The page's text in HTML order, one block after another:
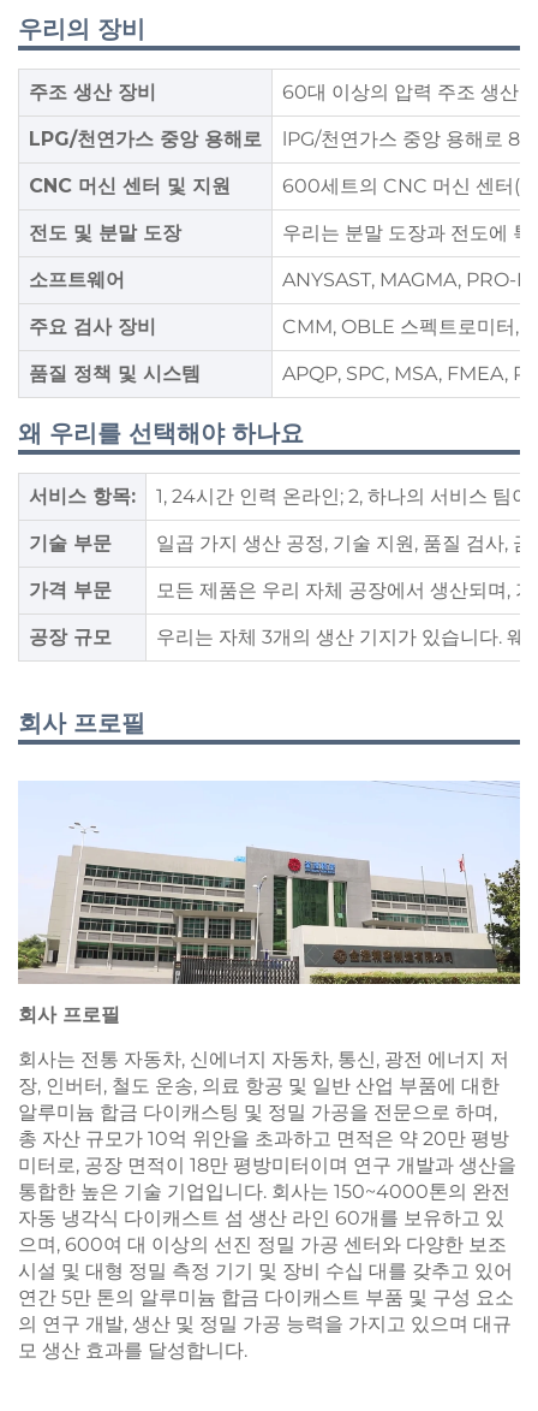
우리의 장비
주조 생산 장비 60대 이상의 압력 주조 생산
LPG/천연가스 중앙 용해로 lPG/천연가스 중앙 용해로 8
CNC 머신 센터 및 지원 600세트의 CNC 머신 센터(
전도 및 분말 도장 우리는 분말 도장과 전도에
소프트웨어 ANYSAST, MAGMA, PRO-
주요 검사 장비 CMM, OBLE 스펙트로미터,
품질 정책 및 시스템 APQP, SPC, MSA, FMEA,
왜 우리를 선택해야 하나요
서비스 항목: 1, 24시간 인력 온라인; 2, 하나의 서비스 팀
기술 부문 일곱 가지 생산 공정, 기술 지원, 품질 검사,
가격 부문 모든 제품은 우리 자체 공장에서 생산되며,
공장 규모 우리는 자체 3개의 생산 기지가 있습니다.
회사 프로필
회사 프로필
회사는 전통 자동차, 신에너지 자동차, 통신, 광전 에너지 저
장, 인버터, 철도 운송, 의료 항공 및 일반 산업 부품에 대한
알루미늄 합금 다이캐스팅 및 정밀 가공을 전문으로 하며,
총 자산 규모가 10억 위안을 초과하고 면적은 약 20만 평방
미터로, 공장 면적이 18만 평방미터이며 연구 개발과 생산을
통합한 높은 기술 기업입니다. 회사는 150~4000톤의 완전
자동 냉각식 다이캐스트 섬 생산 라인 60개를 보유하고 있
으며, 600여 대 이상의 선진 정밀 가공 센터와 다양한 보조
시설 및 대형 정밀 측정 기기 및 장비 수십 대를 갖추고 있어
연간 5만 톤의 알루미늄 합금 다이캐스트 부품 및 구성 요소
의 연구 개발, 생산 및 정밀 가공 능력을 가지고 있으며 대규
모 생산 효과를 달성합니다.